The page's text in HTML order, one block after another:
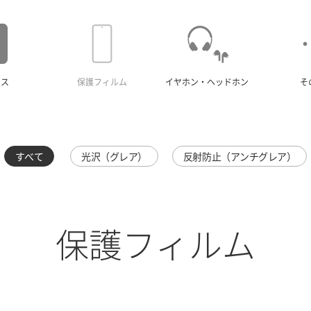
保護フィルム イヤホン・ヘッドホン そ
すべて 光沢（グレア） 反射防止（アンチグレア）
保護フィルム